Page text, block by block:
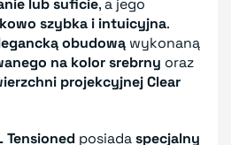
lub suficie, a jego
szybka i intuicyjna.
obudową wykonaną
na kolor srebrny oraz
projekcyjnej Clear
Tensioned posiadaspecjalny